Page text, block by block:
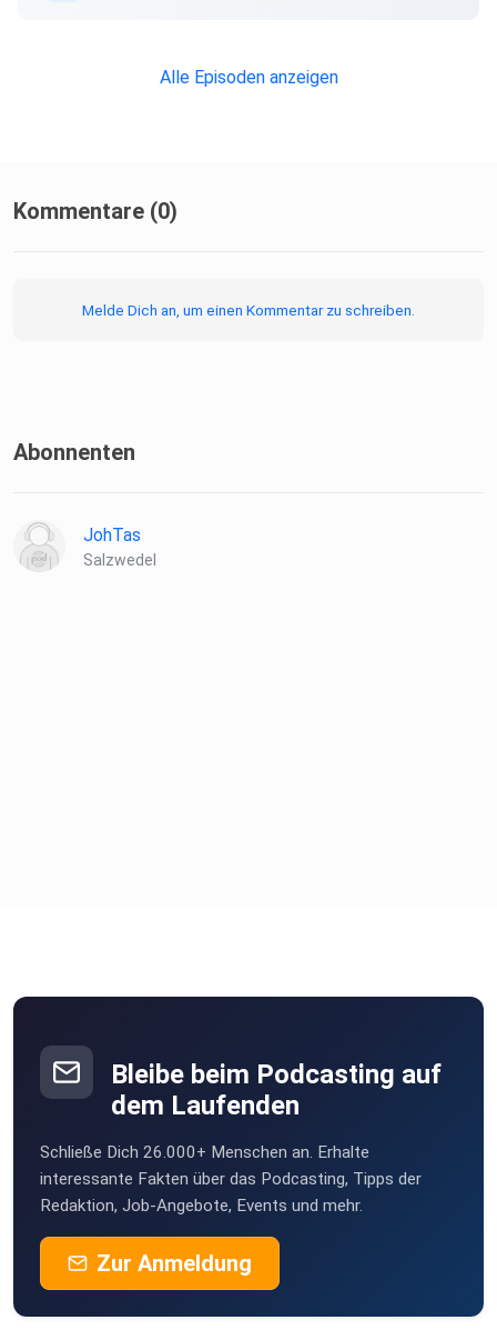
Alle Episoden anzeigen
Kommentare (0)
Melde Dich an, um einen Kommentar zu schreiben.
Abonnenten
JohTas
Salzwedel
Bleibe beim Podcasting auf
dem Laufenden
Schließe Dich 26.000+ Menschen an. Erhalte
interessante Fakten über das Podcasting, Tipps der
Redaktion, Job-Angebote, Events und mehr.
Zur Anmeldung